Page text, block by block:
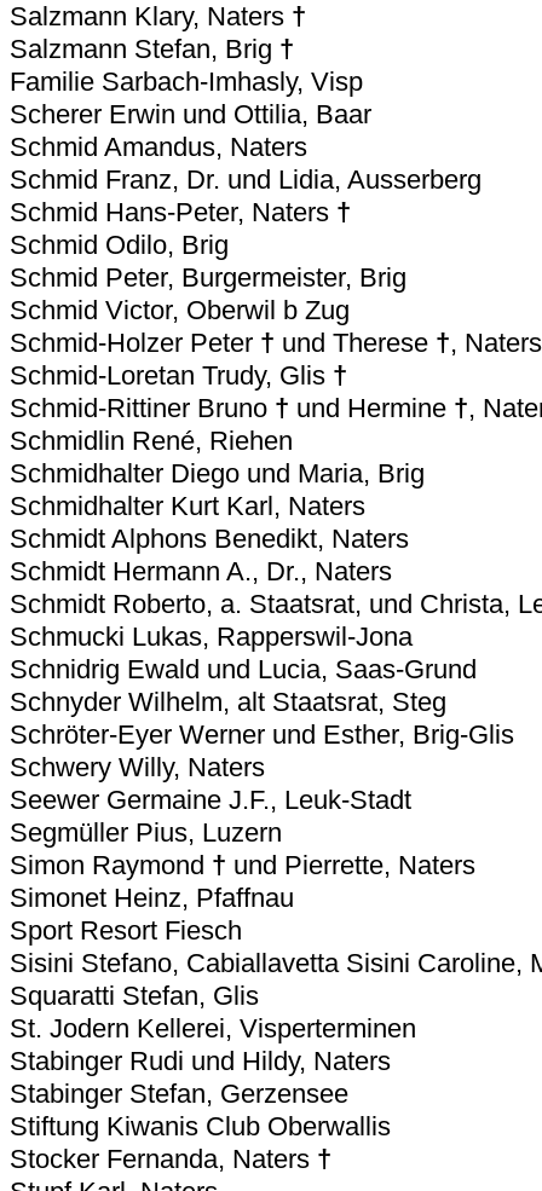
Salzmann Klary, Naters †
Salzmann Stefan, Brig †
Familie Sarbach-Imhasly, Visp
Scherer Erwin und Ottilia, Baar
Schmid Amandus, Naters
Schmid Franz, Dr. und Lidia, Ausserberg
Schmid Hans-Peter, Naters †
Schmid Odilo, Brig
Schmid Peter, Burgermeister, Brig
Schmid Victor, Oberwil b Zug
Schmid-Holzer Peter † und Therese †, Naters
Schmid-Loretan Trudy, Glis †
Schmid-Rittiner Bruno † und Hermine †,
Schmidlin René, Riehen
Schmidhalter Diego und Maria, Brig
Schmidhalter Kurt Karl, Naters
Schmidt Alphons Benedikt, Naters
Schmidt Hermann A., Dr., Naters
Schmidt Roberto, a. Staatsrat, und Christa,
Schmucki Lukas, Rapperswil-Jona
Schnidrig Ewald und Lucia, Saas-Grund
Schnyder Wilhelm, alt Staatsrat, Steg
Schröter-Eyer Werner und Esther, Brig-Glis
Schwery Willy, Naters
Seewer Germaine J.F., Leuk-Stadt
Segmüller Pius, Luzern
Simon Raymond † und Pierrette, Naters
Simonet Heinz, Pfaffnau
Sport Resort Fiesch
Sisini Stefano, Cabiallavetta Sisini Caroline,
Squaratti Stefan, Glis
St. Jodern Kellerei, Visperterminen
Stabinger Rudi und Hildy, Naters
Stabinger Stefan, Gerzensee
Stiftung Kiwanis Club Oberwallis
Stocker Fernanda, Naters †